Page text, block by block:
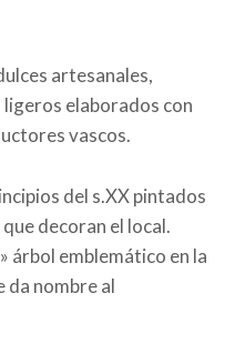
artesanales,
elaborados con
vascos.
del s.XX pintados
decoran el local.
árbol emblemático en la
da nombre al